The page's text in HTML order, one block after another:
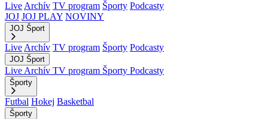
Live Archív TV program Športy Podcasty
JOJ JOJ PLAY NOVINY
JOJ Šport
Live Archív TV program Športy Podcasty
JOJ Šport
Live Archív TV program Športy Podcasty
Športy
Futbal Hokej Basketbal
Športy